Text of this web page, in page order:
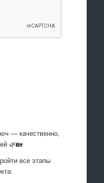
— качественно,
🌿🏡
все этапы